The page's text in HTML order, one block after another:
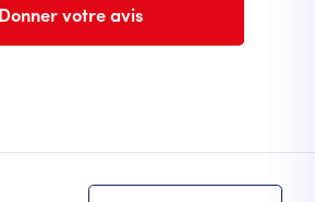
Donner votre avis